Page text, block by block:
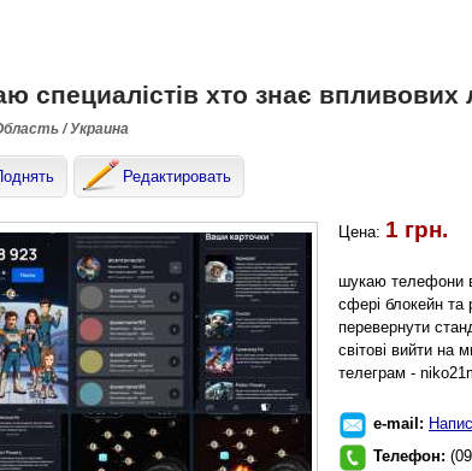
специалістів хто знає
/ Украина
Редактировать
Цена: 1 грн.
шукаю телефони
сфері блокейн
перевернути
світові вийти на
телеграм -
e-mail:
Телефон: